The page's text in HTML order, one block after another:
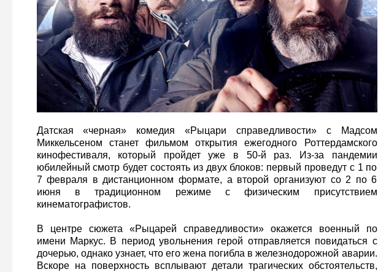
Датская «черная» комедия «Рыцари справедливости» с Мадсом
Миккельсеном станет фильмом открытия ежегодного Роттердамского
кинофестиваля, который пройдет уже в 50-й раз. Из-за пандемии
юбилейный смотр будет состоять из двух блоков: первый проведут с 1 по
7 февраля в дистанционном формате, а второй организуют со 2 по 6
июня в традиционном режиме с физическим присутствием
кинематографистов.
В центре сюжета «Рыцарей справедливости» окажется военный по
имени Маркус. В период увольнения герой отправляется повидаться с
дочерью, однако узнает, что его жена погибла в железнодорожной аварии.
Вскоре на поверхность всплывают детали трагических обстоятельств,